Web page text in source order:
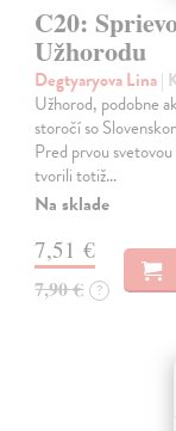
C20:
Užhorodu
Degtyaryova Lina|
Užhorod, podobne
storočí so
Pred prvou
tvorili totiž…
Na sklade
7,51 €
7,90 € ?